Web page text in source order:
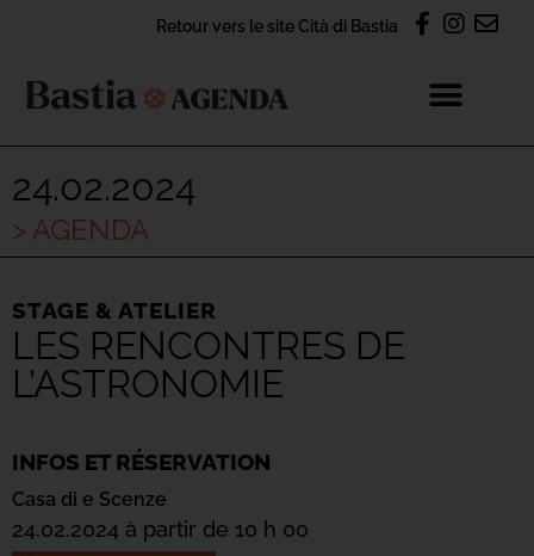
Retour vers le site Cità di Bastia
24.02.2024
> AGENDA
STAGE & ATELIER
LES RENCONTRES DE
L’ASTRONOMIE
INFOS ET RÉSERVATION
Casa di e Scenze
24.02.2024 à partir de 10 h 00